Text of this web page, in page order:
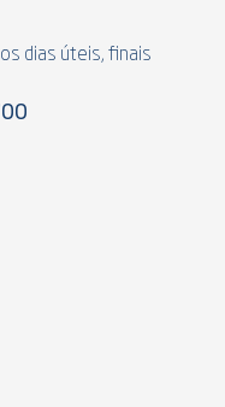
dias úteis, finais